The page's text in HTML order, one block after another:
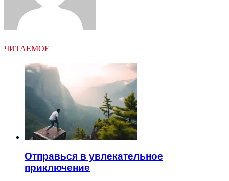
ЧИТАЕМОЕ
Отправься в увлекательное
приключение